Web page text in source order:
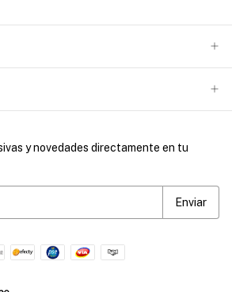
y novedades directamente en tu